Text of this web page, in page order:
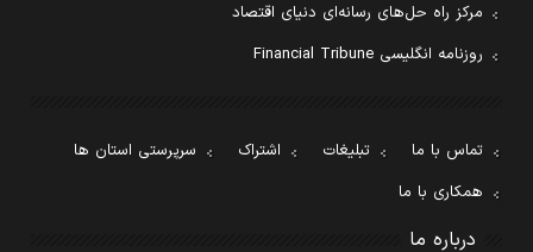
مرکز راه حل‌های رسانه‌ای دنیای اقتصاد
روزنامه انگلیسی Financial Tribune
تماس با ما تبلیغات اشتراک
سرپرستی استان ها
همکاری با ما
درباره ما